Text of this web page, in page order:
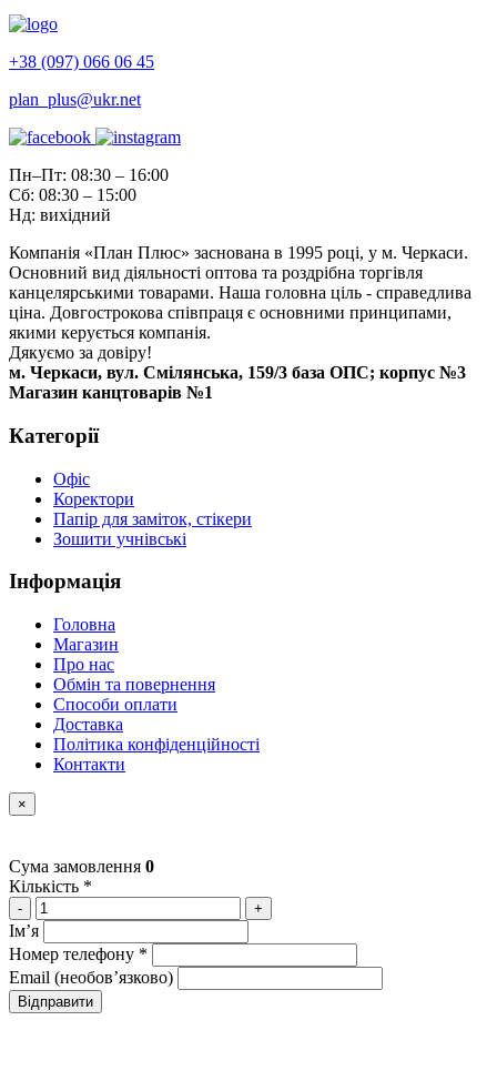
+38 (097) 066 06 45
plan_plus@ukr.net
Пн–Пт: 08:30 – 16:00
Сб: 08:30 – 15:00
Нд: вихідний
Компанія «План Плюс» заснована в 1995 році, у м. Черкаси.
Основний вид діяльності оптова та роздрібна торгівля
канцелярськими товарами. Наша головна ціль - справедлива
ціна. Довгострокова співпраця є основними принципами,
якими керується компанія.
Дякуємо за довіру!
м. Черкаси, вул. Смілянська, 159/3 база ОПС; корпус №3
Магазин канцтоварів №1
Категорії
Офіс
Коректори
Папір для заміток, стікери
Зошити учнівські
Інформація
Головна
Магазин
Про нас
Обмін та повернення
Способи оплати
Доставка
Політика конфіденційності
Контакти
×
Сума замовлення 0
Кількість *
- +
Імʼя
Номер телефону *
Email (необовʼязково)
Відправити